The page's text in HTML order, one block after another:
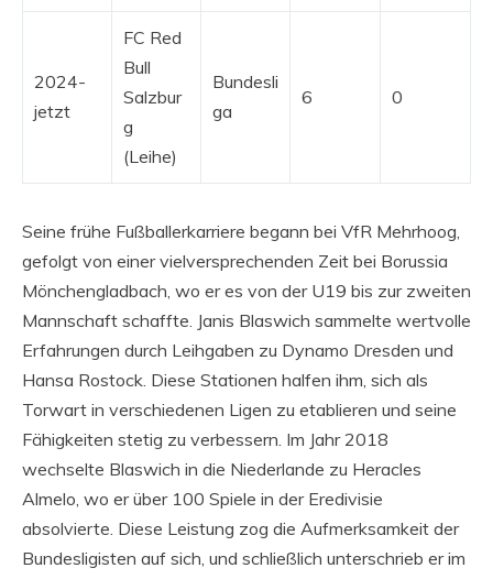
2024-
jetzt
FC Red
Bull
Salzbur
g
(Leihe)
Bundesli
ga
6 0
Seine frühe Fußballerkarriere begann bei VfR Mehrhoog,
gefolgt von einer vielversprechenden Zeit bei Borussia
Mönchengladbach, wo er es von der U19 bis zur zweiten
Mannschaft schaffte. Janis Blaswich sammelte wertvolle
Erfahrungen durch Leihgaben zu Dynamo Dresden und
Hansa Rostock. Diese Stationen halfen ihm, sich als
Torwart in verschiedenen Ligen zu etablieren und seine
Fähigkeiten stetig zu verbessern. Im Jahr 2018
wechselte Blaswich in die Niederlande zu Heracles
Almelo, wo er über 100 Spiele in der Eredivisie
absolvierte. Diese Leistung zog die Aufmerksamkeit der
Bundesligisten auf sich, und schließlich unterschrieb er im